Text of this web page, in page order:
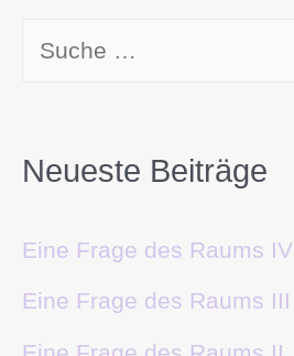
Neueste Beiträge
Eine Frage des Raums IV
Eine Frage des Raums III